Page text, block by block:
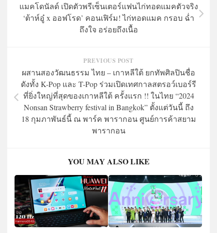
แมคโดนัลด์ เปิดตัวพรีเซ็นเตอร์แฟนไก่ทอดแมคตัวจริง
‘ต้าห์อู๋ x ออฟโรด’ คอนเฟิร์ม! ไก่ทอดแมค กรอบ ฉ่ำ
ถึงใจ อร่อยถึงเนื้อ
PREVIOUS POST
ผสานสองวัฒนธรรม ไทย – เกาหลีใต้ ยกทัพศิลปินชื่อ
ดังทั้ง K-Pop และ T-Pop ร่วมเปิดเทศกาลสตรอว์เบอร์รี
ที่ยิ่งใหญ่ที่สุดของเกาหลีใต้ ครั้งแรก !! ในไทย “2024
Nonsan Strawberry festival in Bangkok” ตั้งแต่วันนี้ ถึง
18 กุมภาพันธ์นี้ ณ พาร์ค พารากอน ศูนย์การค้าสยาม
พารากอน
YOU MAY ALSO LIKE